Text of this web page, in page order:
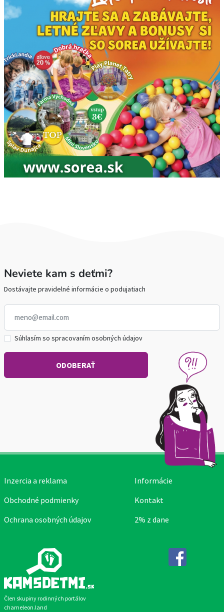
Neviete kam s deťmi?
Dostávajte pravidelné informácie o podujatiach
Súhlasím so spracovaním osobných údajov
Člen skupiny rodinných portálov
chameleon.land
Inzercia a reklama
Obchodné podmienky
Ochrana osobných údajov
Informácie
Kontakt
2% z dane